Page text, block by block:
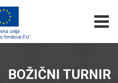
BOŽIČNI TURNIR